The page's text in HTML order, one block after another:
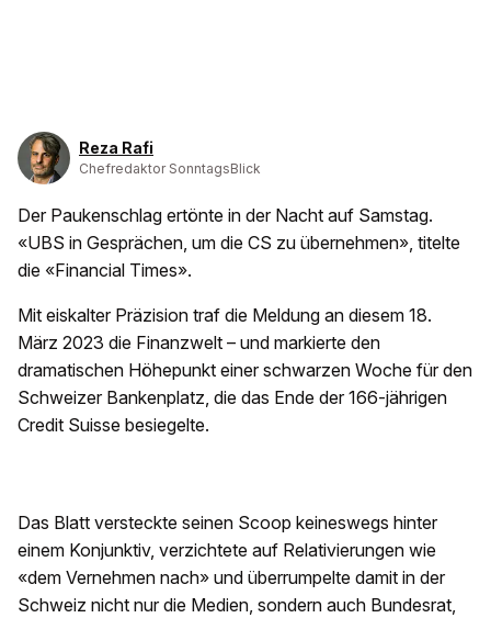
Reza Rafi
Chefredaktor SonntagsBlick
Der Paukenschlag ertönte in der Nacht auf Samstag.
«UBS in Gesprächen, um die CS zu übernehmen», titelte
die «Financial Times».
Mit eiskalter Präzision traf die Meldung an diesem 18.
März 2023 die Finanzwelt – und markierte den
dramatischen Höhepunkt einer schwarzen Woche für den
Schweizer Bankenplatz, die das Ende der 166-jährigen
Credit Suisse besiegelte.
Das Blatt versteckte seinen Scoop keineswegs hinter
einem Konjunktiv, verzichtete auf Relativierungen wie
«dem Vernehmen nach» und überrumpelte damit in der
Schweiz nicht nur die Medien, sondern auch Bundesrat,